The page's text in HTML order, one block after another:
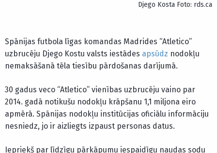
Djego Kosta Foto: rds.ca
Spānijas futbola līgas komandas Madrides “Atletico”
uzbrucēju Djego Kostu valsts iestādes apsūdz nodokļu
nemaksāšanā tēla tiesību pārdošanas darījumā.
30 gadus veco “Atletico” vienības uzbrucēju vaino par
2014. gadā notikušu nodokļu krāpšanu 1,1 miljona eiro
apmērā. Spānijas nodokļu institūcijas oficiālu informāciju
nesniedz, jo ir aizliegts izpaust personas datus.
Iepriekš par līdzīgu pārkāpumu iespaidīgu naudas sodu